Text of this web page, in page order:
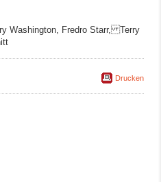
Washington, Fredro Starr, Terry
Drucken